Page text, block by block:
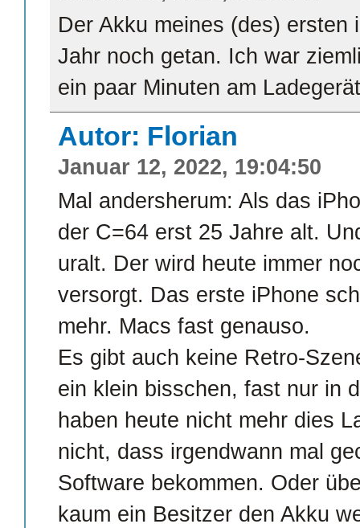
Der Akku meines (des) ersten
Jahr noch getan. Ich war
ein paar Minuten am
Autor: Florian
Januar 12, 2022, 19:04:50
Mal andersherum: Als das
der C=64 erst 25 Jahre alt.
uralt. Der wird heute immer
versorgt. Das erste iPhone
mehr. Macs fast genauso.
Es gibt auch keine Retro-
ein klein bisschen, fast nur in
haben heute nicht mehr dies
nicht, dass irgendwann mal
Software bekommen. Oder
kaum ein Besitzer den Akku